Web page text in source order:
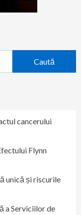
cancerului
Flynn
unică și riscurile
a Serviciilor de